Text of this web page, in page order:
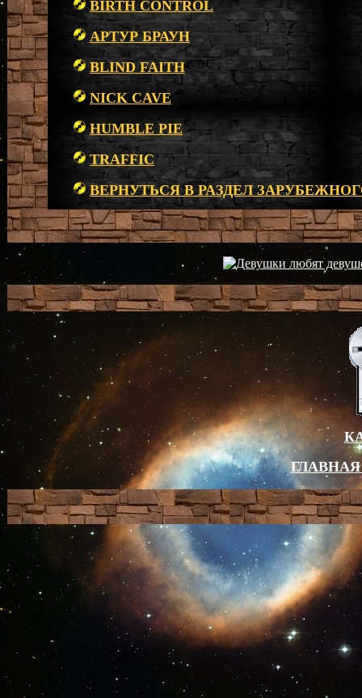
BIRTH CONTROL
АРТУР БРАУН
BLIND FAITH
NICK CAVE
HUMBLE PIE
TRAFFIC
ВЕРНУТЬСЯ В РАЗДЕЛ